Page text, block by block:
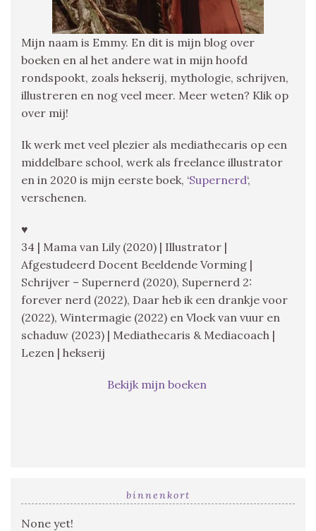
Mijn naam is Emmy. En dit is mijn blog over
boeken en al het andere wat in mijn hoofd
rondspookt, zoals hekserij, mythologie, schrijven,
illustreren en nog veel meer. Meer weten? Klik op
over mij!
Ik werk met veel plezier als mediathecaris op een
middelbare school, werk als freelance illustrator
en in 2020 is mijn eerste boek, ‘Supernerd‘,
verschenen.
♥
34 | Mama van Lily (2020) | Illustrator |
Afgestudeerd Docent Beeldende Vorming |
Schrijver – Supernerd (2020), Supernerd 2:
forever nerd (2022), Daar heb ik een drankje voor
(2022), Wintermagie (2022) en Vloek van vuur en
schaduw (2023) | Mediathecaris & Mediacoach |
Lezen | hekserij
Bekijk mijn boeken
binnenkort
None yet!